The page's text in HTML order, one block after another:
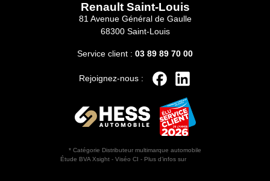
Renault Saint-Louis
81 Avenue Général de Gaulle
68300 Saint-Louis
Service client : 03 89 89 70 00
Rejoignez-nous :
* Catégorie Distributeur multimarque automobile
Étude BVA Xsight - Viséo CI - Plus d’infos sur